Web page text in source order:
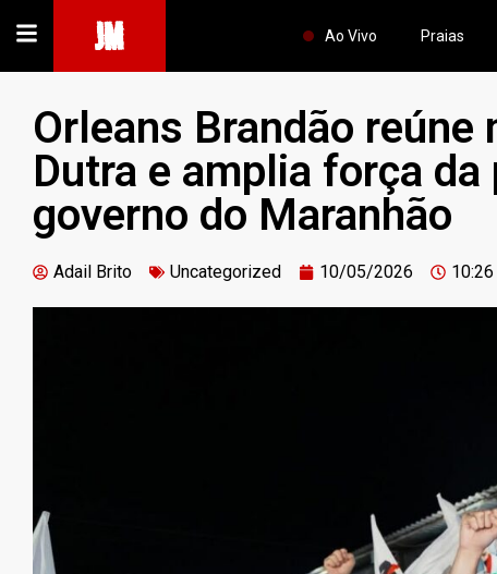
JM Ao Vivo Praias
Orleans Brandão
Dutra e amplia força
governo do Maranhão
Adail Brito Uncategorized 10/05/2026 10:26